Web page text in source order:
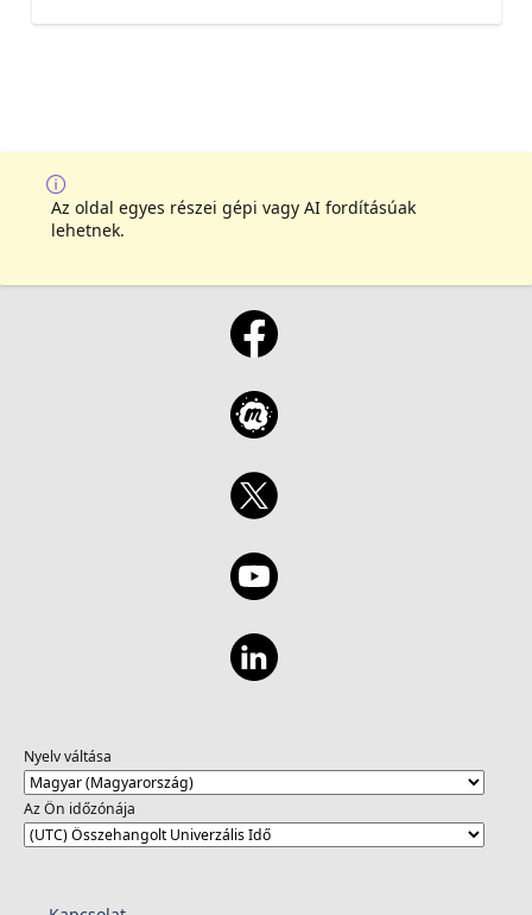
Az oldal egyes részei gépi vagy AI fordításúak
lehetnek.
Nyelv váltása
Az Ön időzónája